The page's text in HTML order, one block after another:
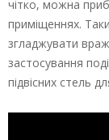
чітко, можна
приміщеннях.
згладжувати
застосування
підвісних стель